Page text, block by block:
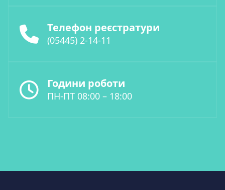
Телефон реєстратури
(05445) 2-14-11
Години роботи
ПН-ПТ 08:00 – 18:00